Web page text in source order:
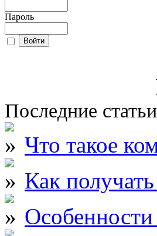
Пароль
Последние статьи
Что такое
Как